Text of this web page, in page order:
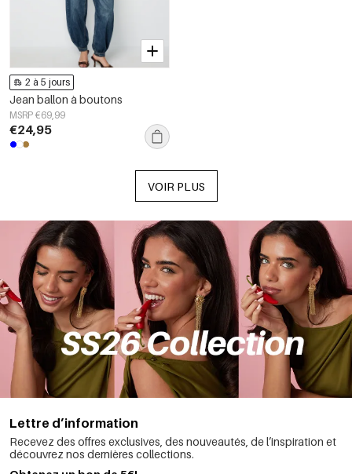
2 à 5 jours
Jean ballon à boutons
MSRP €69,99
€24,95
VOIR PLUS
Lettre d’information
Recevez des offres exclusives, des nouveautés, de l’inspiration et
découvrez nos dernières collections.